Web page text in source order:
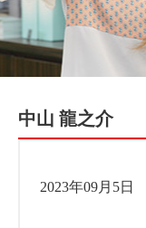
中山 龍之介
2023年09月5日